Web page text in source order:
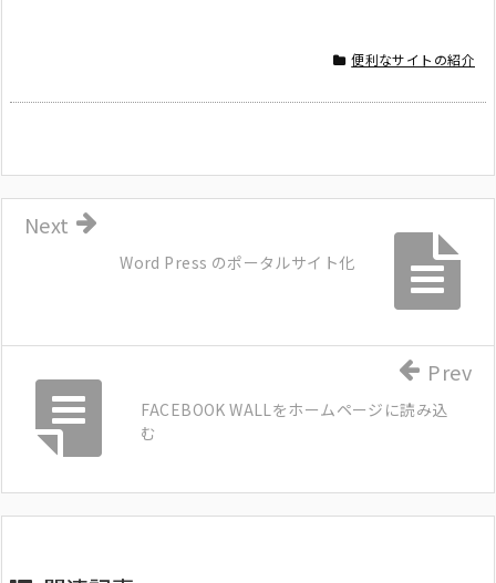
便利なサイトの紹介
Word Press のポータルサイト化
Next
FACEBOOK WALLをホームページに読み込
む
Prev